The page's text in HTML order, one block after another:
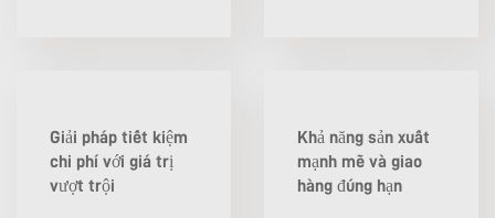
Giải pháp tiết kiệm
chi phí với giá trị
vượt trội
Khả năng sản xuất
mạnh mẽ và giao
hàng đúng hạn